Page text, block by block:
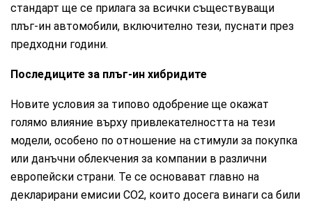
стандарт ще се прилага за всички съществуващи
плъг-ин автомобили, включително тези, пуснати през
предходни години.
Последиците за плъг-ин хибридите
Новите условия за типово одобрение ще окажат
голямо влияние върху привлекателността на тези
модели, особено по отношение на стимули за покупка
или данъчни облекчения за компании в различни
европейски страни. Те се основават главно на
декларирани емисии CO2, които досега винаги са били